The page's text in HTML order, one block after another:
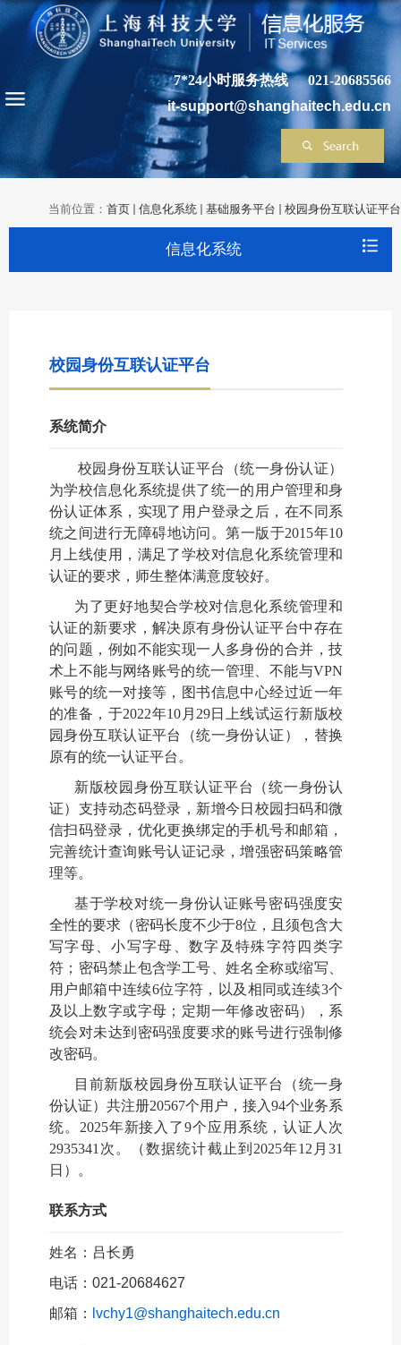
7*24小时服务热线
021-20685566
it-support@shanghaitech.edu.cn
信息化系统
当前位置： 首页 信息化系统 基础服务平台 校园身份互联认证平台
校园身份互联认证平台
系统简介
校园身份互联认证平台（统一身份认证）
为学校信息化系统提供了统一的用户管理和身
份认证体系，实现了用户登录之后，在不同系
统之间进行无障碍地访问。第一版于2015年10
月上线使用，满足了学校对信息化系统管理和
认证的要求，师生整体满意度较好。
为了更好地契合学校对信息化系统管理和
认证的新要求，解决原有身份认证平台中存在
的问题，例如不能实现一人多身份的合并，技
术上不能与网络账号的统一管理、不能与VPN
账号的统一对接等，图书信息中心经过近一年
的准备，于2022年10月29日上线试运行新版校
园身份互联认证平台（统一身份认证），替换
原有的统一认证平台。
新版校园身份互联认证平台（统一身份认
证）支持动态码登录，新增今日校园扫码和微
信扫码登录，优化更换绑定的手机号和邮箱，
完善统计查询账号认证记录，增强密码策略管
理等。
基于学校对统一身份认证账号密码强度安
全性的要求（密码长度不少于8位，且须包含大
写字母、小写字母、数字及特殊字符四类字
符；密码禁止包含学工号、姓名全称或缩写、
用户邮箱中连续6位字符，以及相同或连续3个
及以上数字或字母；定期一年修改密码），系
统会对未达到密码强度要求的账号进行强制修
改密码。
目前新版校园身份互联认证平台（统一身
份认证）共注册20567个用户，接入94个业务系
统。2025年新接入了9个应用系统，认证人次
2935341次。（数据统计截止到2025年12月31
日）。
联系方式
姓名：吕长勇
电话： 021-20684627
邮箱：
lvchy1@shanghaitech.edu.cn